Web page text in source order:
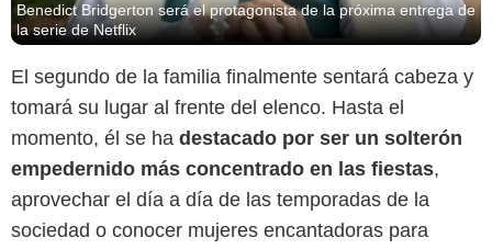
Benedict Bridgerton será el protagonista de la próxima entrega de
la serie de Netflix
El segundo de la familia finalmente sentará cabeza y
tomará su lugar al frente del elenco. Hasta el
momento, él se ha destacado por ser un solterón
empedernido más concentrado en las fiestas,
aprovechar el día a día de las temporadas de la
sociedad o conocer mujeres encantadoras para